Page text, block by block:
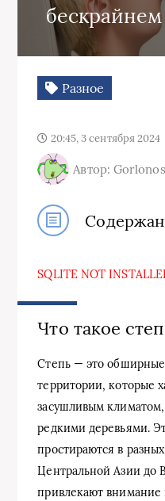
Разное
20:45, 3 сентября 2024
Автор:
SQLITE NOT
Что такое
Степь — это
территории, которые
засушливым
редкими деревьями.
простираются в
Центральной Азии до
привлекают внимание